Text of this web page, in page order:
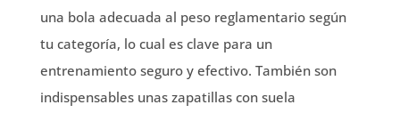
una bola adecuada al peso reglamentario según
tu categoría, lo cual es clave para un
entrenamiento seguro y efectivo. También son
indispensables unas zapatillas con suela